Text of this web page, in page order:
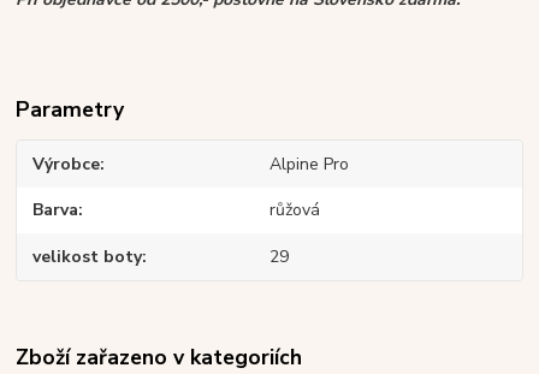
Parametry
Výrobce Alpine Pro
Barva růžová
velikost boty 29
Zboží zařazeno v kategoriích